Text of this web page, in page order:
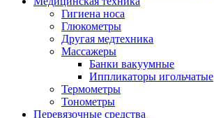
Гигиена носа
Глюкометры
Другая медтехника
Массажеры
Банки вакуумные
Иппликаторы игольчатые
Термометры
Тонометры
Перевязочные средства